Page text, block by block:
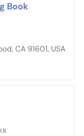
Book
CA 91601, USA